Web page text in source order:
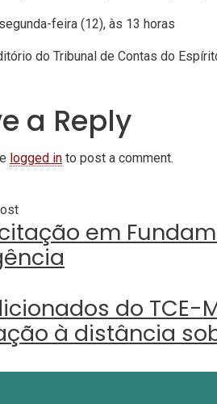
feira (12), às 13 horas
do Tribunal de Contas do
a Reply
logged in to post a comment.
em
do TCE-
à distância